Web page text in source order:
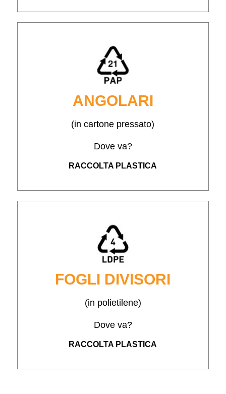
ANGOLARI
(in cartone pressato)
Dove va?
RACCOLTA PLASTICA
FOGLI DIVISORI
(in polietilene)
Dove va?
RACCOLTA PLASTICA